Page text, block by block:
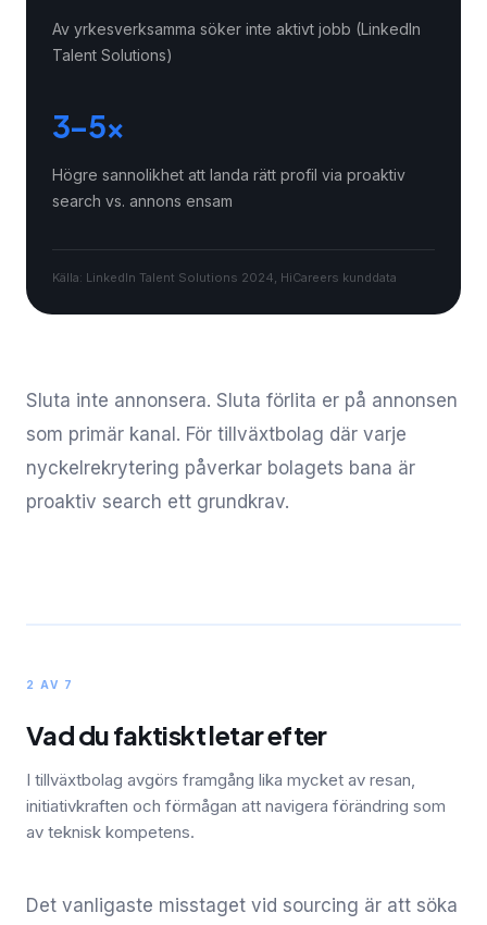
Av yrkesverksamma söker inte aktivt jobb (LinkedIn
Talent Solutions)
3–5×
Högre sannolikhet att landa rätt profil via proaktiv
search vs. annons ensam
Källa: LinkedIn Talent Solutions 2024, HiCareers kunddata
Sluta inte annonsera. Sluta förlita er på annonsen
som primär kanal. För tillväxtbolag där varje
nyckelrekrytering påverkar bolagets bana är
proaktiv search ett grundkrav.
2 AV 7
Vad du faktiskt letar efter
I tillväxtbolag avgörs framgång lika mycket av resan,
initiativkraften och förmågan att navigera förändring som
av teknisk kompetens.
Det vanligaste misstaget vid sourcing är att söka